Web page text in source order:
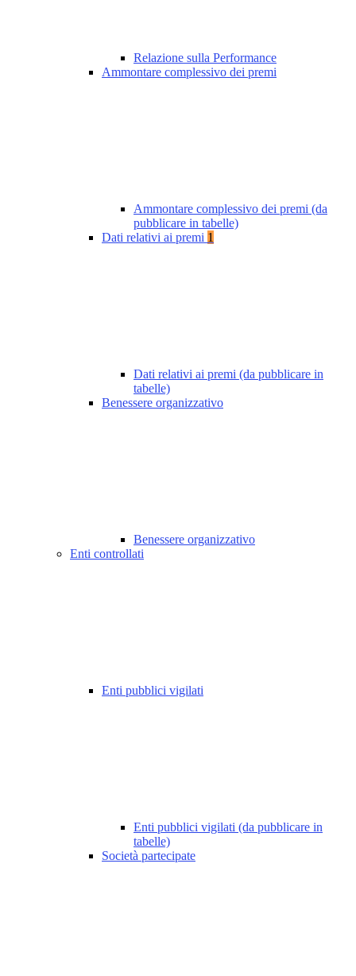
Relazione sulla Performance
Ammontare complessivo dei premi
Ammontare complessivo dei premi (da
pubblicare in tabelle)
Dati relativi ai premi 1
Dati relativi ai premi (da pubblicare in
tabelle)
Benessere organizzativo
Benessere organizzativo
Enti controllati
Enti pubblici vigilati
Enti pubblici vigilati (da pubblicare in
tabelle)
Società partecipate